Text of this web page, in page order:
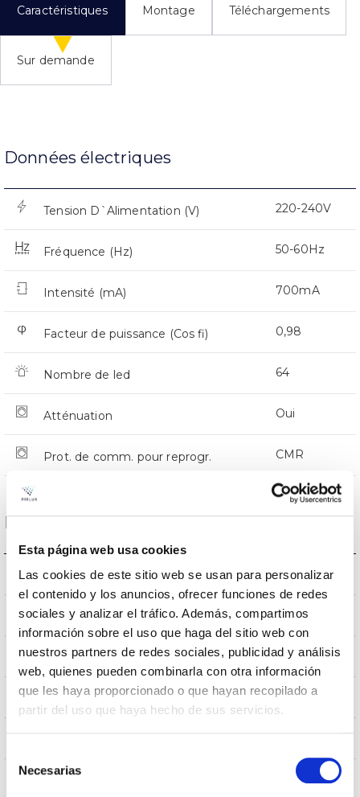
Esta página web usa cookies
Las cookies de este sitio web se usan para personalizar
el contenido y los anuncios, ofrecer funciones de redes
sociales y analizar el tráfico. Además, compartimos
información sobre el uso que haga del sitio web con
nuestros partners de redes sociales, publicidad y análisis
web, quienes pueden combinarla con otra información
que les haya proporcionado o que hayan recopilado a
partir del uso que haya hecho de sus servicios.
Necesarias
Caractéristiques Montage Téléchargements
Sur demande
Données électriques
Tension D`Alimentation (V) 220-240V
Fréquence (Hz) 50-60Hz
Intensité (mA) 700mA
Facteur de puissance (Cos fi) 0,98
Nombre de led 64
Atténuation Oui
Prot. de comm. pour reprogr. CMR
Dimensions et montage
L’assemblée Monture en crosse
Résistance au vent 0,252m2
Dimensions 750x336x114mm
Position de montage Monture en crosse